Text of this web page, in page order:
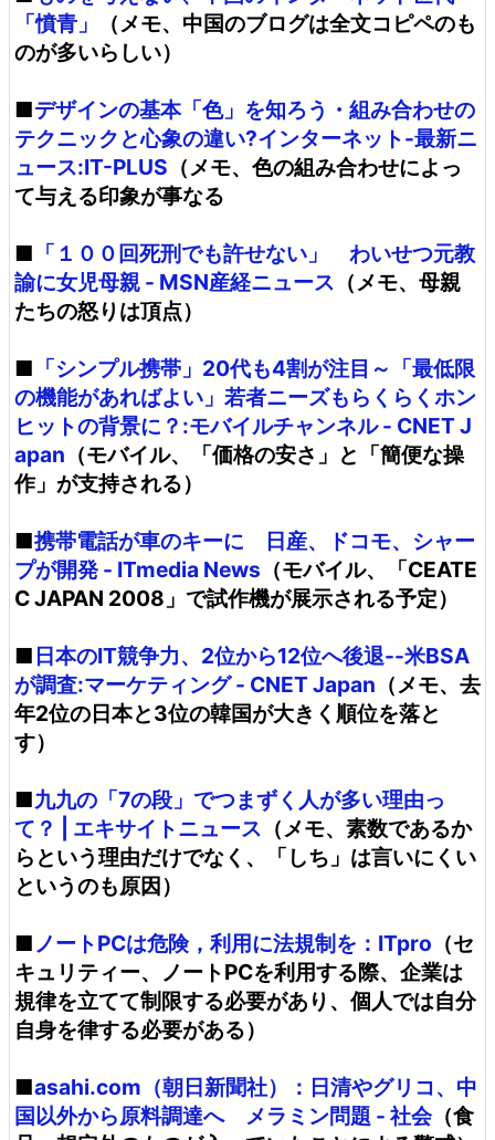
「憤青」
（メモ、中国のブログは全文コピペのも
のが多いらしい）
■デザインの基本「色」を知ろう・組み合わせの
テクニックと心象の違い?インターネット-最新ニ
ュース:IT-PLUS （メモ、色の組み合わせによっ
て与える印象が事なる
■ 「１００回死刑でも許せない」 わいせつ元教
諭に女児母親 - MSN産経ニュース （メモ、母親
たちの怒りは頂点）
■ 「シンプル携帯」20代も4割が注目～「最低限
の機能があればよい」若者ニーズもらくらくホン
ヒットの背景に？:モバイルチャンネル - CNET J
apan （モバイル、「価格の安さ」と「簡便な操
作」が支持される）
■携帯電話が車のキーに 日産、ドコモ、シャー
プが開発 - ITmedia News （モバイル、「CEATE
C JAPAN 2008」で試作機が展示される予定）
■ 日本のIT競争力、2位から12位へ後退--米BSA
が調査:マーケティング - CNET Japan （メモ、去
年2位の日本と3位の韓国が大きく順位を落と
す）
■九九の「7の段」でつまずく人が多い理由っ
て？ | エキサイトニュース （メモ、素数であるか
らという理由だけでなく、「しち」は言いにくい
というのも原因）
■ノートPCは危険，利用に法規制を：ITpro （セ
キュリティー、ノートPCを利用する際、企業は
規律を立てて制限する必要があり、個人では自分
自身を律する必要がある）
■asahi.com（朝日新聞社）：日清やグリコ、中
国以外から原料調達へ メラミン問題 - 社会（食